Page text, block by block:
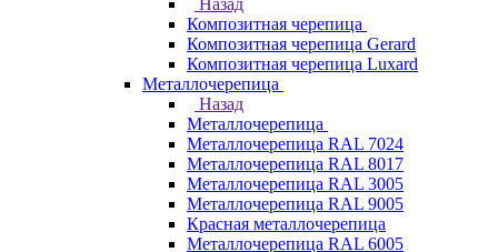
Назад
Композитная черепица
Композитная черепица Gerard
Композитная черепица Luxard
Металлочерепица
Назад
Металлочерепица
Металлочерепица RAL 7024
Металлочерепица RAL 8017
Металлочерепица RAL 3005
Металлочерепица RAL 9005
Красная металлочерепица
Металлочерепица RAL 6005